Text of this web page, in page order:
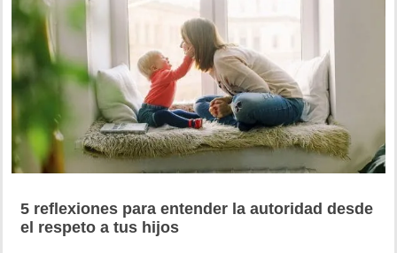
5 reflexiones para entender la autoridad desde
el respeto a tus hijos